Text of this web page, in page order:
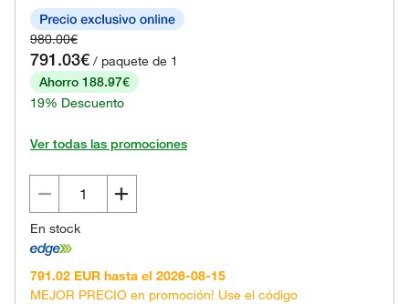
980.00€
791.03€ / paquete de 1
Ahorro 188.97€
19% Descuento
Ver todas las promociones
En stock
791.02 EUR hasta el 2026-08-15
MEJOR PRECIO en promoción! Use el código